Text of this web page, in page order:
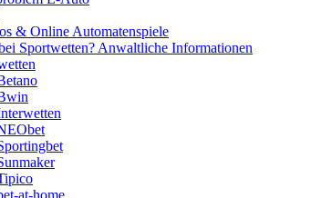
& Online Automatenspiele
Sportwetten? Anwaltliche Informationen
at-home